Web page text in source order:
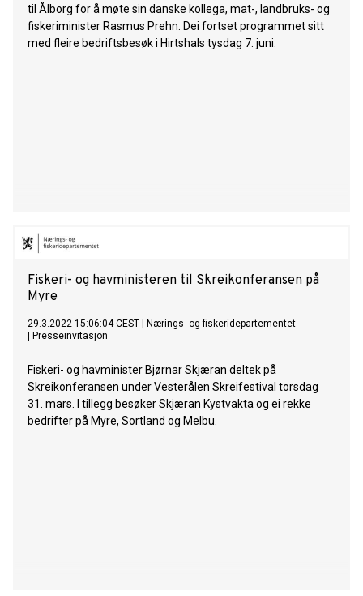
til Ålborg for å møte sin danske kollega, mat-, landbruks- og
fiskeriminister Rasmus Prehn. Dei fortset programmet sitt
med fleire bedriftsbesøk i Hirtshals tysdag 7. juni.
Fiskeri- og havministeren til Skreikonferansen på
Myre
29.3.2022 15:06:04 CEST
Nærings- og fiskeridepartementet
Presseinvitasjon
Fiskeri- og havminister Bjørnar Skjæran deltek på
Skreikonferansen under Vesterålen Skreifestival torsdag
31. mars. I tillegg besøker Skjæran Kystvakta og ei rekke
bedrifter på Myre, Sortland og Melbu.